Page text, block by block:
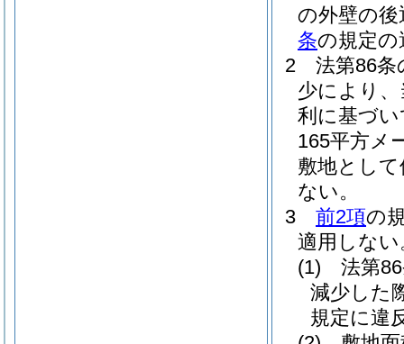
の外壁の
条の規定
2
法第86
少により
利に基づ
165平方メ
敷地とし
ない。
3
前2項の
適用しない
(1)
法第
減少した
規定に違